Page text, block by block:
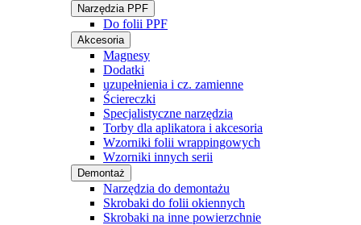
Narzędzia PPF
Do folii PPF
Akcesoria
Magnesy
Dodatki
uzupełnienia i cz. zamienne
Ściereczki
Specjalistyczne narzędzia
Torby dla aplikatora i akcesoria
Wzorniki folii wrappingowych
Wzorniki innych serii
Demontaż
Narzędzia do demontażu
Skrobaki do folii okiennych
Skrobaki na inne powierzchnie